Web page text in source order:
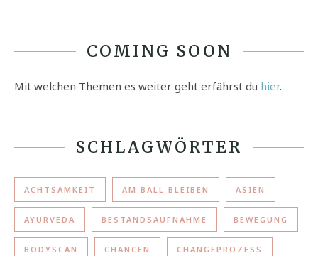
COMING SOON
Mit welchen Themen es weiter geht erfährst du hier.
SCHLAGWÖRTER
ACHTSAMKEIT AM BALL BLEIBEN ASIEN
AYURVEDA BESTANDSAUFNAHME BEWEGUNG
BODYSCAN CHANCEN CHANGEPROZESS